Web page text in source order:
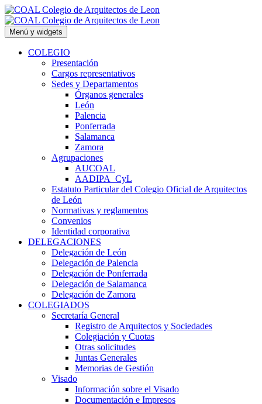
Saltar
al
contenido
Menú y widgets
COLEGIO
Presentación
Cargos representativos
Sedes y Departamentos
Órganos generales
León
Palencia
Ponferrada
Salamanca
Zamora
Agrupaciones
AUCOAL
AADIPA_CyL
Estatuto Particular del Colegio Oficial de Arquitectos
de León
Normativas y reglamentos
Convenios
Identidad corporativa
DELEGACIONES
Delegación de León
Delegación de Palencia
Delegación de Ponferrada
Delegación de Salamanca
Delegación de Zamora
COLEGIADOS
Secretaría General
Registro de Arquitectos y Sociedades
Colegiación y Cuotas
Otras solicitudes
Juntas Generales
Memorias de Gestión
Visado
Información sobre el Visado
Documentación e Impresos